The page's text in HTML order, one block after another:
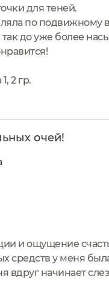
для теней.
по подвижному
до уже более
2 гр.
очей!
и ощущение
средств у меня
начинает